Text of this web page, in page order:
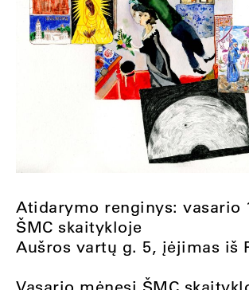
Atidarymo renginys: vasario
ŠMC skaitykloje
Aušros vartų g. 5, įėjimas iš